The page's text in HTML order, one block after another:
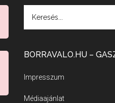
BORRAVALO.HU –
Impresszum
Médiaajánlat